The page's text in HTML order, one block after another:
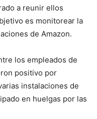
a reunir ellos
es monitorear la
de Amazon.
los empleados de
positivo por
instalaciones de
en huelgas por las